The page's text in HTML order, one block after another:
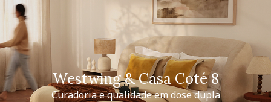
Westwing & Casa Coté 8
Curadoria e qualidade em dose dupla